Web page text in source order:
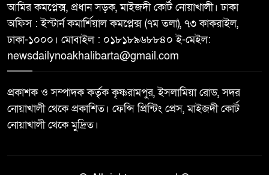
আমির কমপ্লেক্স, প্রধান সড়ক, মাইজদী কোর্ট নোয়াখালী। ঢাকা
অফিস : ইস্টার্ন কমার্শিয়াল কমপ্লেক্স (৭ম তলা), ৭৩ কাকরাইল,
ঢাকা-১০০০। মোবাইল : ০১৮১৮৯৬৮৮৪০ ই-মেইল:
newsdailynoakhalibarta@gmail.com
প্রকাশক ও সম্পাদক কর্তৃক কৃষ্ণরামপুর, ইসলামিয়া রোড, সদর
নোয়াখালী থেকে প্রকাশিত। ফেন্সি প্রিন্টিং প্রেস, মাইজদী কোর্ট
নোয়াখালী থেকে মুদ্রিত।
© All rights reserved ©